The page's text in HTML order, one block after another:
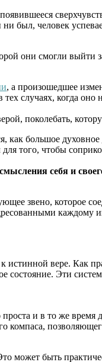
был, человек
они смогли выйти
, а произошедшее
случаях, когда оно
поколебать,
как большое
того, чтобы
себя и
звено, которое
вере. Как
состояние. Эти
и в то же
компаса,
может быть